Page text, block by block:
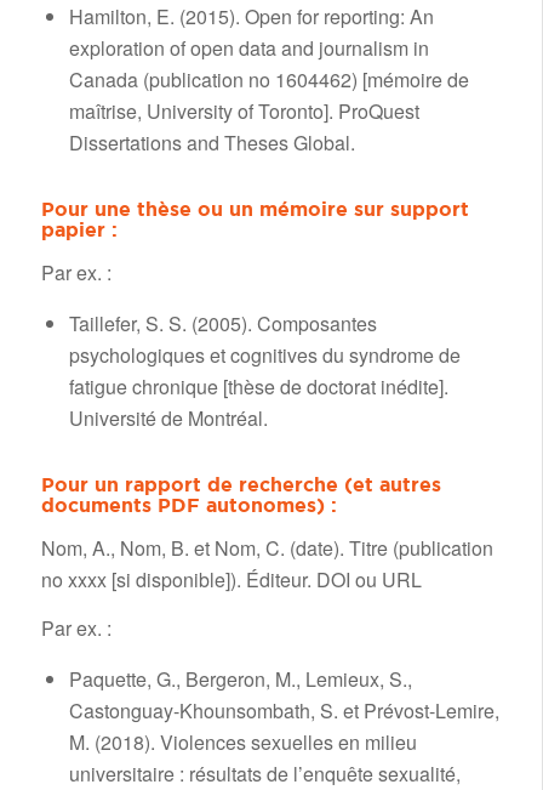
Hamilton, E. (2015). Open for reporting: An
exploration of open data and journalism in
Canada (publication no 1604462) [mémoire de
maîtrise, University of Toronto]. ProQuest
Dissertations and Theses Global.
Pour une thèse ou un mémoire sur support
papier :
Par ex. :
Taillefer, S. S. (2005). Composantes
psychologiques et cognitives du syndrome de
fatigue chronique [thèse de doctorat inédite].
Université de Montréal.
Pour un rapport de recherche (et autres
documents PDF autonomes) :
Nom, A., Nom, B. et Nom, C. (date). Titre (publication
no xxxx [si disponible]). Éditeur. DOI ou URL
Par ex. :
Paquette, G., Bergeron, M., Lemieux, S.,
Castonguay-Khounsombath, S. et Prévost-Lemire,
M. (2018). Violences sexuelles en milieu
universitaire : résultats de l’enquête sexualité,